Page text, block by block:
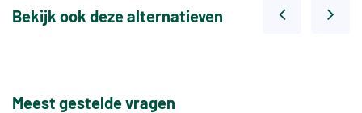
Bekijk ook deze alternatieven
Meest gestelde vragen